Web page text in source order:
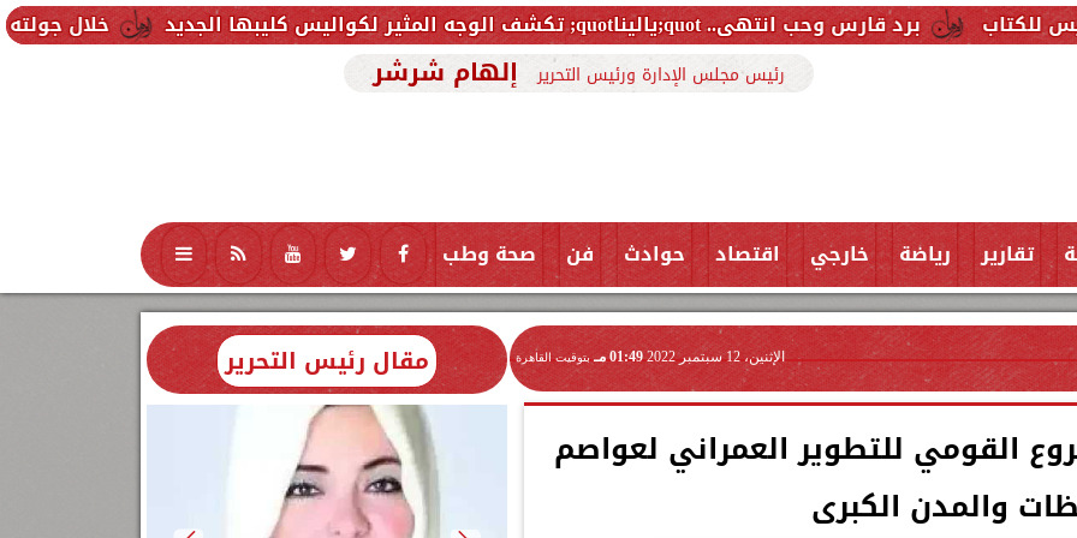
خلال جولته بمطروح: رئيس برد قارس وحب انتهى.. quot;ياليناquot; تكشف الوجه المثير لكواليس كليبها الجديد
رئيس مجلس الإدارة ورئيس التحرير إلهام شرشر
تقارير رياضة خارجي اقتصاد حوادث فن صحة وطب تكنولوجيا منوعات محافظات
الإثنين، 12 سبتمبر 2022 01:49 مـ بتوقيت القاهرة
القومي للتطوير العمراني لعواصم
والمدن الكبرى
مقال رئيس التحرير